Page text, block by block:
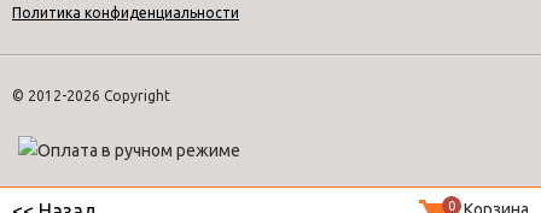
Политика конфиденциальности
© 2012-2026 Copyright
0 Корзина